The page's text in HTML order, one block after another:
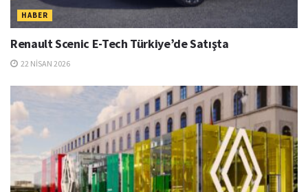
HABER
Renault Scenic E-Tech Türkiye’de Satışta
22 NISAN 2026